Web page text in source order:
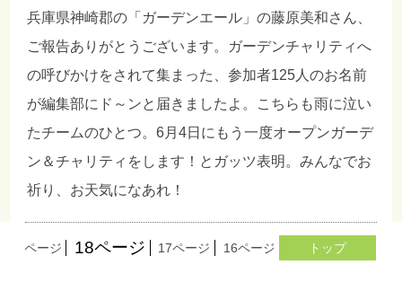
兵庫県神崎郡の「ガーデンエール」の藤原美和さん、
ご報告ありがとうございます。ガーデンチャリティへ
の呼びかけをされて集まった、参加者125人のお名前
が編集部にド～ンと届きましたよ。こちらも雨に泣い
たチームのひとつ。6月4日にもう一度オープンガーデ
ン＆チャリティをします！とガッツ表明。みんなでお
祈り、お天気になあれ！
19ページ 18ページ 17ページ 16ページ 15ページ
トップ